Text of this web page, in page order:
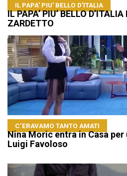
IL PAPA' PIU' BELLO D'ITALIA
IL PAPA’ PIU’ BELLO D’ITALIA
ZARDETTO
C’ERAVAMO TANTO AMATI
Nina Moric entra in Casa
Luigi Favoloso
Navigazione